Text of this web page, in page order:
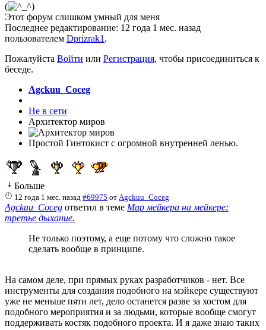
(
)
Этот форум слишком умный для меня
Последнее редактирование: 12 года 1 мес. назад
пользователем Dprizrak1 .
Пожалуйста Войти или Регистрация, чтобы присоединиться к
беседе.
Agckuu_Coceg
Не в сети
Архитектор миров
Простой Гинтокист с огромной внутренней ленью.
Больше
12 года 1 мес. назад #69975 от Agckuu_Coceg
Agckuu_Coceg ответил в теме Мир мейкера на мейкере:
третье дыхание.
Не только поэтому, а еще потому что сложно такое
сделать вообще в принципе.
На самом деле, при прямых руках разработчиков - нет. Все
инструменты для создания подобного на мэйкере существуют
уже не меньше пяти лет, дело останется разве за хостом для
подобного мероприятия и за людьми, которые вообще смогут
поддерживать костяк подобного проекта. И я даже знаю таких